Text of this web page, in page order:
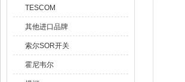
TESCOM
其他进口品牌
索尔SOR开关
霍尼韦尔